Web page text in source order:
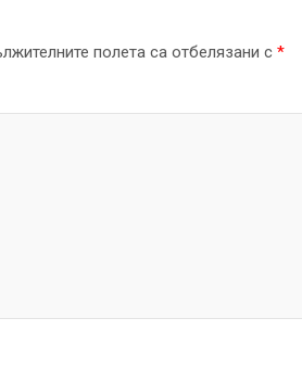
полета са отбелязани с *